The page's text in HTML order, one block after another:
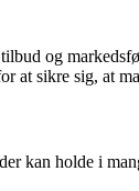
og
at sikre sig, at
kan holde i